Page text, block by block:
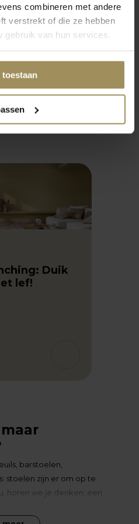
combineren met andere
verstrekt of die ze hebben
van hun services.
zijn er?
Duik
lef!
barstoelen,
stoelen zijn er om op te
horen we je denken; een
we je helemaal gelijk in